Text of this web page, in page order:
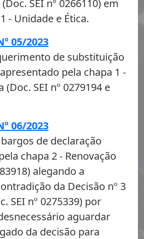
SEI nº 0266110) em
- Unidade e Ética.
05/2023
de substituição
pela chapa 1 -
(Doc. SEI nº 0279194 e
06/2023
de declaração
chapa 2 - Renovação
alegando a
da Decisão nº 3
SEI nº 0275339) por
aguardar
da decisão para